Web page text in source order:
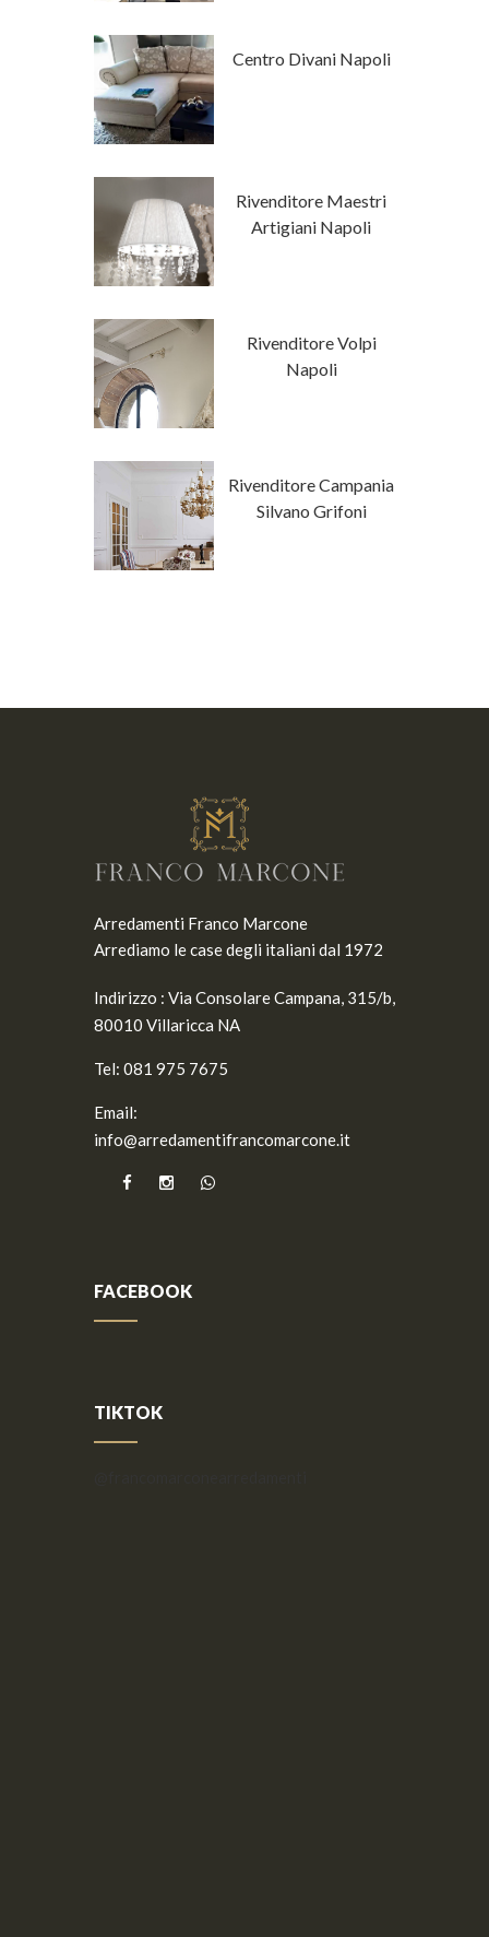
Centro Divani Napoli
Rivenditore Maestri
Artigiani Napoli
Rivenditore Volpi
Napoli
Rivenditore Campania
Silvano Grifoni
Arredamenti Franco Marcone
Arrediamo le case degli italiani dal 1972
Indirizzo : Via Consolare Campana, 315/b,
80010 Villaricca NA
Tel: 081 975 7675
Email:
info@arredamentifrancomarcone.it
FACEBOOK
TIKTOK